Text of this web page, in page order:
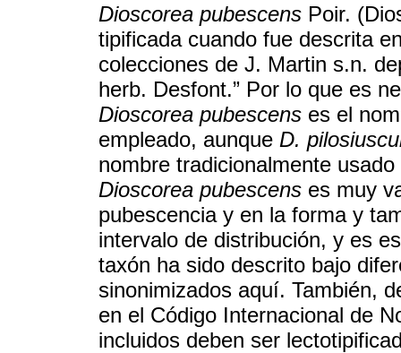
Dioscorea pubescens Poir.
tipificada cuando fue descrita
colecciones de J. Martin s.n.
herb. Desfont.” Por lo que es
Dioscorea pubescens es el
empleado, aunque D.
nombre tradicionalmente
Dioscorea pubescens es muy
pubescencia y en la forma y
intervalo de distribución, y es
taxón ha sido descrito bajo
sinonimizados aquí. También,
en el Código Internacional de
incluidos deben ser